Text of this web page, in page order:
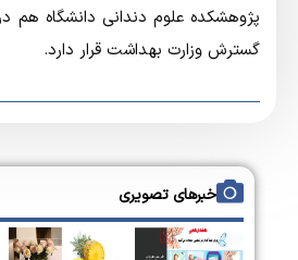
پژوهشکده علوم دندانی دانشگاه
گسترش وزارت بهداشت قرار دارد.
خبرهای تصویری